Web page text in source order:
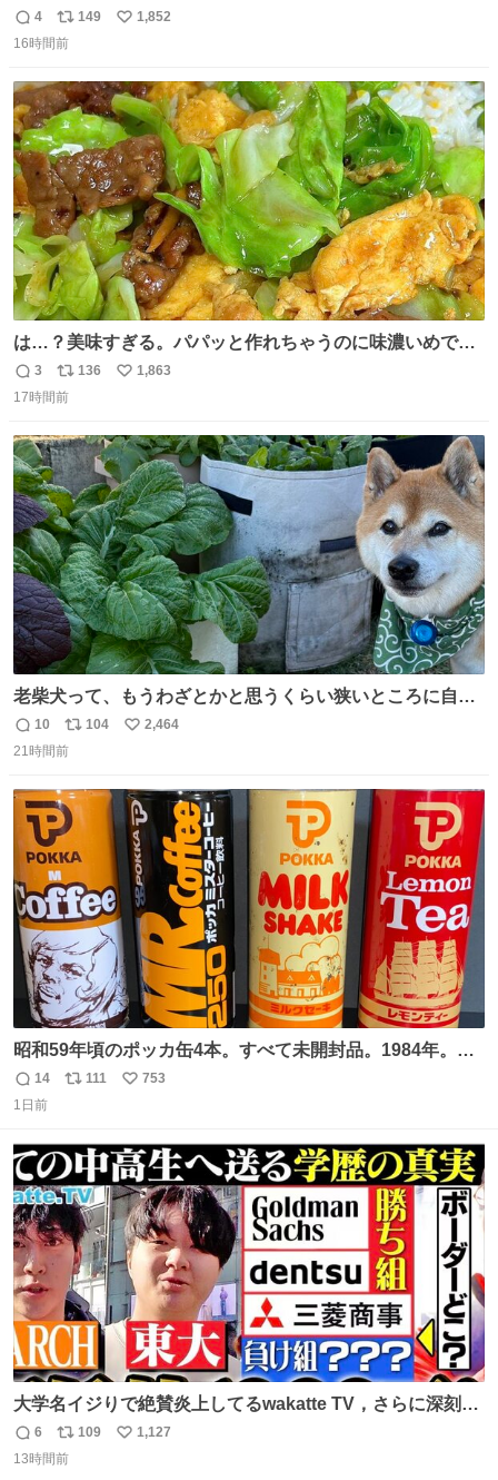
返
信
4
リ
ポ
ト
数
149
い
数
1,852
16時間前
は…？美味すぎる。パパッと作れちゃうのに味濃いめで満
足感エグいの天才だろ🥹
返
信
3
リ
ポ
ト
数
136
い
数
1,863
17時間前
老柴犬って、もうわざとかと思うくらい狭いところに自ら
はまりにいくじゃないですか？ 今朝ガーデニングしてる飼
い主の間にはまってきて、最高に可愛かった♥️
返
信
10
リ
ポ
ト
数
104
い
数
2,464
21時間前
昭和59年頃のポッカ缶4本。すべて未開封品。1984年。P
マーク。昭和レトロ！
返
信
14
リ
ト
数
111
い
数
753
1日前
大学名イジりで絶賛炎上してるwakatte TV，さらに深刻な
問題はこっちでは？ ・都内の特定企業に入るのを極度に推
奨し，それ以外の地域で堅実に生きるのを周縁化する ・恋
返
信
6
リ
ポ
109
い
1,127
13時間前